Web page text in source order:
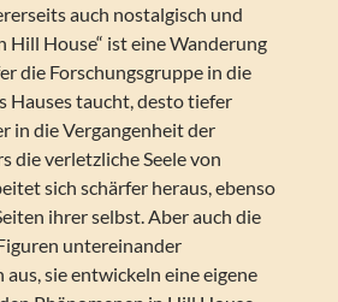
auch nostalgisch und
Hill House“ ist eine Wanderung
die Forschungsgruppe in die
Hauses taucht, desto tiefer
in die Vergangenheit der
die verletzliche Seele von
sich schärfer heraus, ebenso
ihrer selbst. Aber auch die
untereinander
sie entwickeln eine eigene